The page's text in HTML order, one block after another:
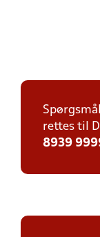
rettes til
8939